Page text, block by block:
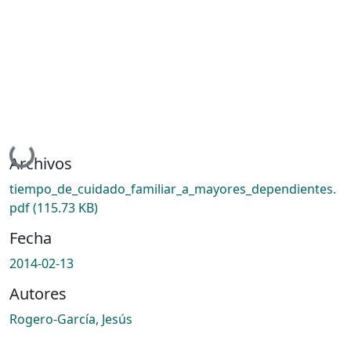
Cargando...
Archivos
tiempo_de_cuidado_familiar_a_mayores_dependientes.
pdf(115.73 KB)
Fecha
2014-02-13
Autores
Rogero-García, Jesús